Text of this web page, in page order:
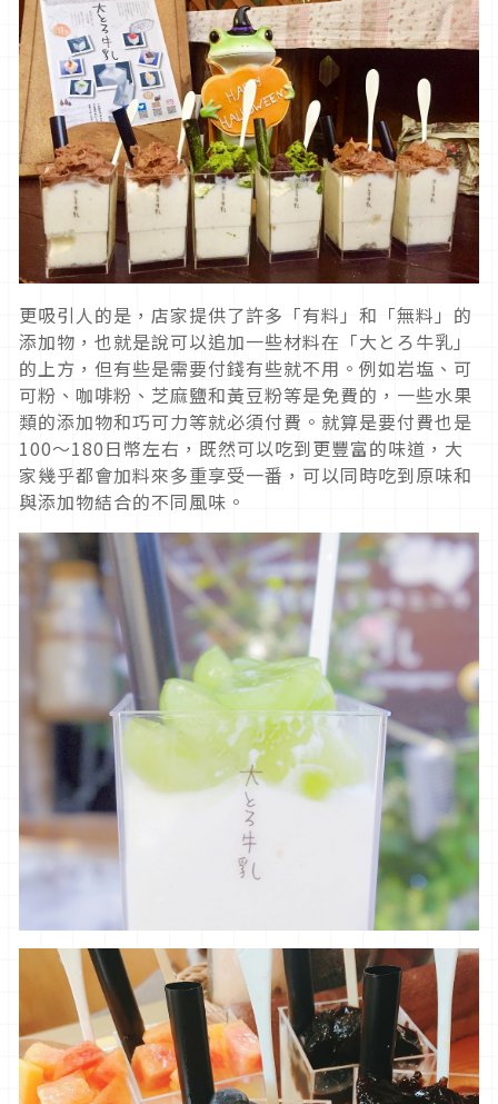
更吸引人的是，店家提供了許多「有料」和「無料」的
添加物，也就是說可以追加一些材料在「大とろ牛乳」
的上方，但有些是需要付錢有些就不用。例如岩塩、可
可粉、咖啡粉、芝麻鹽和黃豆粉等是免費的，一些水果
類的添加物和巧可力等就必須付費。就算是要付費也是
100～180日幣左右，既然可以吃到更豐富的味道，大
家幾乎都會加料來多重享受一番，可以同時吃到原味和
與添加物結合的不同風味。